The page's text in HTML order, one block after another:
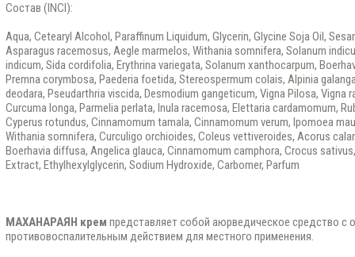
Состав (INCI):
Aqua, Cetearyl Alcohol, Paraffinum Liquidum, Glycerin, Glycine Soja Oil,
Asparagus racemosus, Aegle marmelos, Withania somnifera, Solanum
indicum, Sida cordifolia, Erythrina variegata, Solanum xanthocarpum,
Premna corymbosa, Paederia foetida, Stereospermum colais, Alpinia
deodara, Pseudarthria viscida, Desmodium gangeticum, Vigna Pilosa, Vigna
Curcuma longa, Parmelia perlata, Inula racemosa, Elettaria cardamomum,
Cyperus rotundus, Cinnamomum tamala, Cinnamomum verum, Ipomoea
Withania somnifera, Curculigo orchioides, Coleus vettiveroides, Acorus
Boerhavia diffusa, Angelica glauca, Cinnamomum camphora, Crocus
Extract, Ethylhexylglycerin, Sodium Hydroxide, Carbomer, Parfum
МАХАНАРАЯН крем представляет собой аюрведическое средство
противовоспалительным действием для местного применения.